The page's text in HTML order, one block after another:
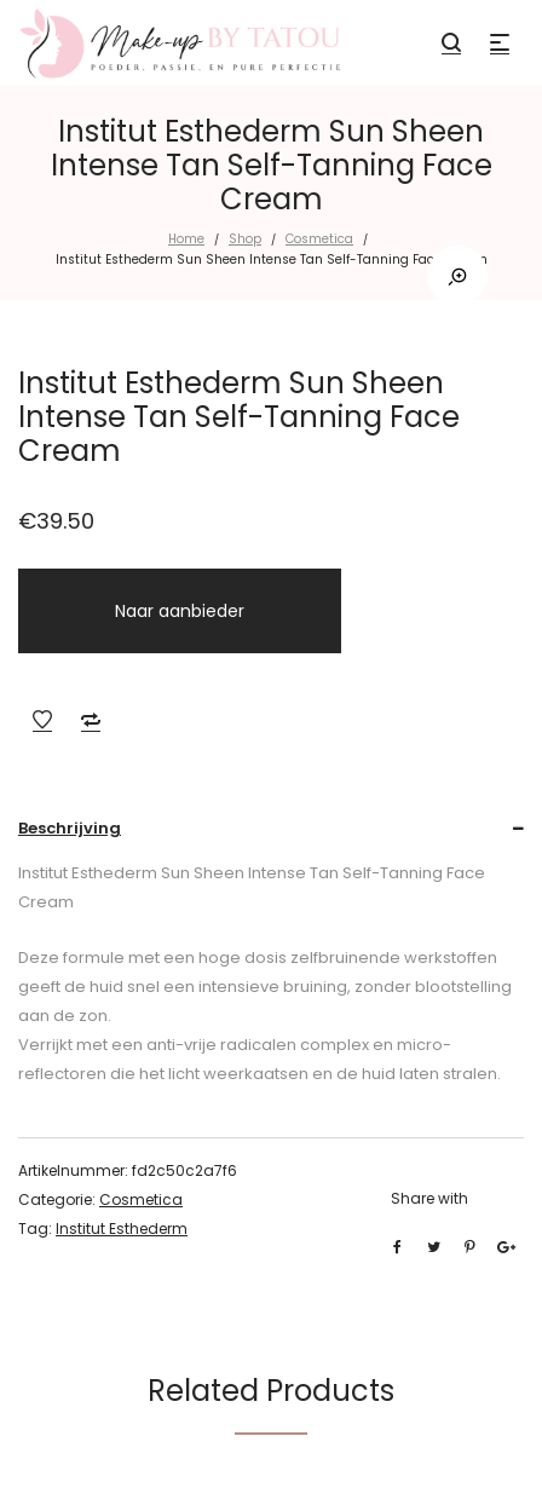
Institut Esthederm Sun Sheen
Intense Tan Self-Tanning Face
Cream
Home / Shop / Cosmetica /
Institut Esthederm Sun Sheen Intense Tan Self-Tanning Face Cream
Institut Esthederm Sun Sheen
Intense Tan Self-Tanning Face
Cream
€39.50
Naar aanbieder
Beschrijving
Institut Esthederm Sun Sheen Intense Tan Self-Tanning Face
Cream
Deze formule met een hoge dosis zelfbruinende werkstoffen
geeft de huid snel een intensieve bruining, zonder blootstelling
aan de zon.
Verrijkt met een anti-vrije radicalen complex en micro-
reflectoren die het licht weerkaatsen en de huid laten stralen.
Artikelnummer: fd2c50c2a7f6
Categorie: Cosmetica
Tag: Institut Esthederm
Share with
Related Products